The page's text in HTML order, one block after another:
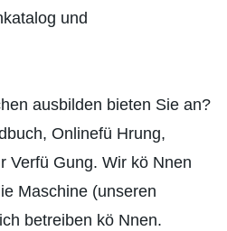
und
ausbilden bieten Sie an?
Onlinefü Hrung,
Verfü Gung. Wir kö Nnen
Maschine (unseren
betreiben kö Nnen.